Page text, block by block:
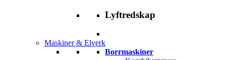
Lyftredskap
Maskiner & Elverk
Borrmaskiner